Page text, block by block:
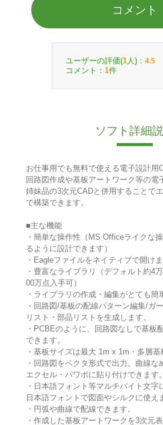
コメント
ユーザーの評価(1 人)： 4.5
コメント： 1件
ソフト詳細
お仕事用でも無料で使える電子設計用
回路図作成や基板アートワーク等の電
姉妹品の3次元CADと併用することで
で構築できます。
■主な機能
・簡単な操作性（MS Officeライクな
るように設計できます）
・Eagleファイルをネイティブで開けま
・豊富なライブラリ（デフォルト約4
00万点入手可）
・ライブラリの作成・編集がとても簡
・回路図/基板の配線パターン編集/ガ
リスト・部品リストを生成します。
・PCBEのように、回路図なしで基板
できます。
・基板サイズは最大 1m x 1m・多層
・回路図をベクタ形式で出力。曲線な
エクセル・パワポに貼り付けできます。
・日本語フォント等マルチバイト文字
日本語フォントで図面やシルクに使え
・円弧や曲線で配線できます。
・作成した基板アートワークを3次元表